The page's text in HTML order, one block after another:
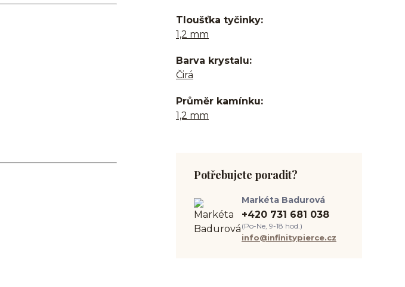
Tloušťka tyčinky
1,2 mm
Barva krystalu
Čirá
Průměr kamínku
1,2 mm
Potřebujete poradit?
Markéta Badurová
+420 731 681 038
(Po-Ne, 9-18 hod.)
info@infinitypierce.cz